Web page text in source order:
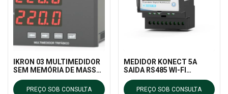
IKRON 03 MULTIMEDIDOR
SEM MEMÓRIA DE MASSA
KRON MEDIDORES
PREÇO SOB CONSULTA
MEDIDOR KONECT 5A
SAIDA RS485 WI-FI
BLUETOOTH KRON
MEDIDORES
PREÇO SOB CONSULTA